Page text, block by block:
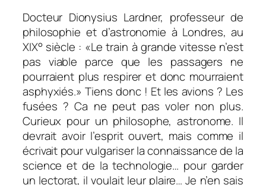
Docteur Dionysius Lardner, professeur de
philosophie et d’astronomie à Londres, au
XIX° siècle : «Le train à grande vitesse n’est
pas viable parce que les passagers ne
pourraient plus respirer et donc mourraient
asphyxiés.» Tiens donc ! Et les avions ? Les
fusées ? Ca ne peut pas voler non plus.
Curieux pour un philosophe, astronome. Il
devrait avoir l’esprit ouvert, mais comme il
écrivait pour vulgariser la connaissance de la
science et de la technologie… pour garder
un lectorat, il voulait leur plaire… Je n’en sais